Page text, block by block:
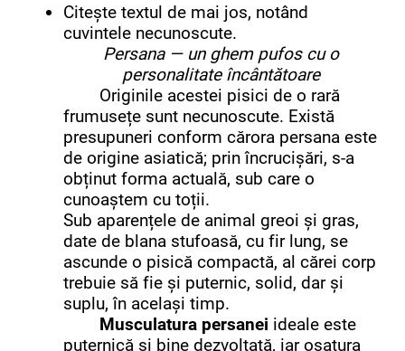
Citește textul de mai jos, notând
cuvintele necunoscute.
Persana — un ghem pufos cu o
personalitate încântătoare
Originile acestei pisici de o rară
frumusețe sunt necunoscute. Există
presupuneri conform cărora persana este
de origine asiatică; prin încrucișări, s-a
obținut forma actuală, sub care o
cunoaștem cu toții.
Sub aparențele de animal greoi și gras,
date de blana stufoasă, cu fir lung, se
ascunde o pisică compactă, al cărei corp
trebuie să fie și puternic, solid, dar și
suplu, în același timp.
Musculatura persanei ideale este
puternică și bine dezvoltată, iarosatura